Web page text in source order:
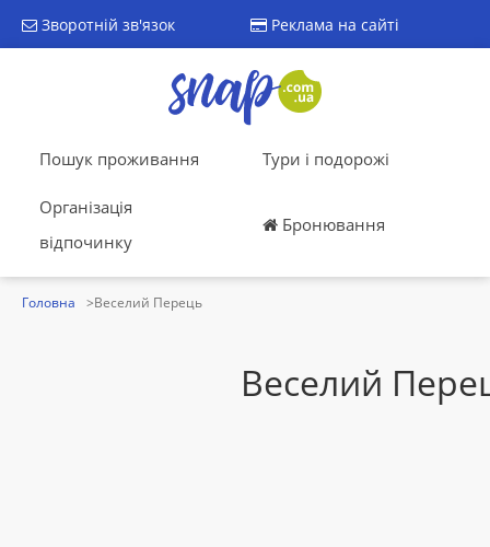
Зворотній зв'язок Реклама на сайті
Пошук проживання Тури і подорожі
Організація
відпочинку
Бронювання
Головна Веселий Перець
Веселий